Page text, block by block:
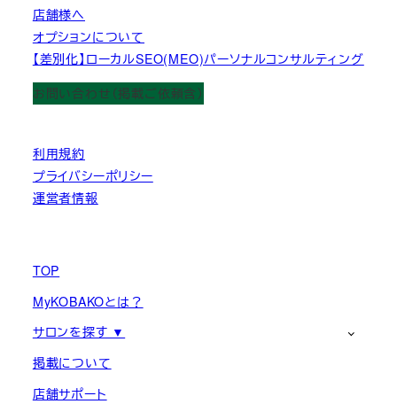
店舗様へ
オプションについて
【差別化】ローカルSEO(MEO)パーソナルコンサルティング
お問い合わせ（掲載ご依頼含）
利用規約
プライバシーポリシー
運営者情報
TOP
MyKOBAKOとは？
サロンを探す ▼
掲載について
店舗サポート